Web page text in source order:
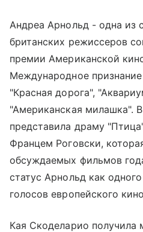
Андреа Арнольд - одна из
британских режиссеров
премии Американской
Международное
"Красная дорога",
"Американская милашка".
представила драму
Францем Роговски,
обсуждаемых фильмов
статус Арнольд как
голосов европейского
Кая Скоделарио получила